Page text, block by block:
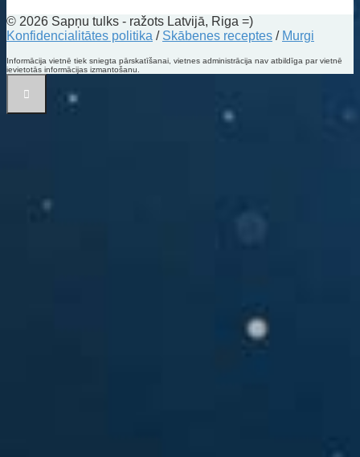
© 2026 Sapņu tulks - ražots Latvijā, Riga =)
Konfidencialitātes politika / Skābenes receptes / Murgi
Informācija vietnē tiek sniegta pārskatīšanai, vietnes administrācija nav atbildīga par vietnē
ievietotās informācijas izmantošanu.